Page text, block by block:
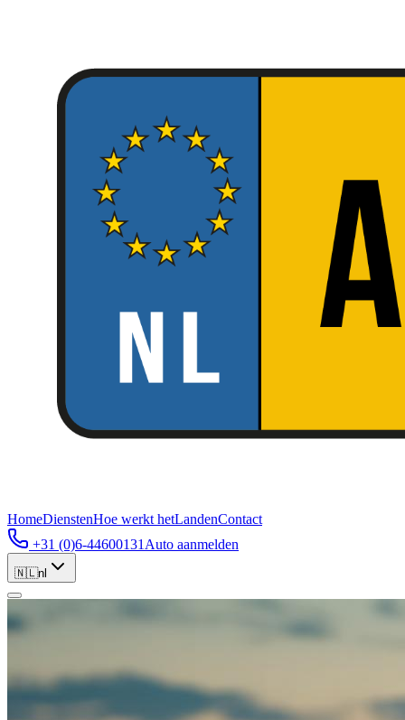
HomeDienstenHoe werkt hetLandenContact
+31 (0)6-44600131 Auto aanmelden
🇳🇱nl